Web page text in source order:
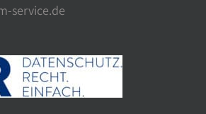
service.de